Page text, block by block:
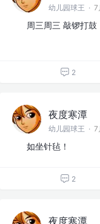
幼儿园球王 · 7
周三周三 敲锣打鼓
2
夜度寒潭
幼儿园球王 · 7
如坐针毡！
2
夜度寒潭